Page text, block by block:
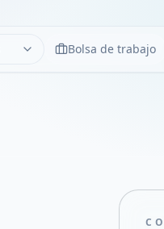
LimpiarBolsa de trabajo